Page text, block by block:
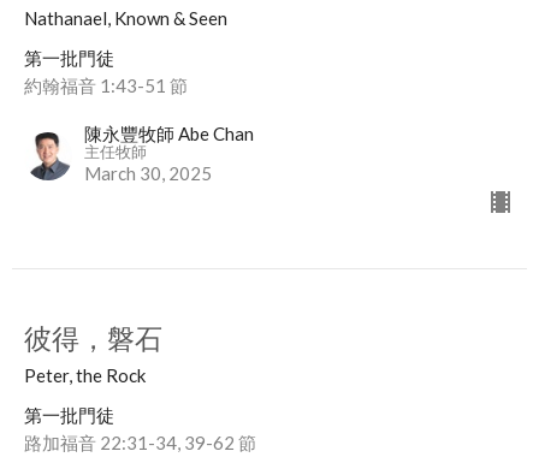
Nathanael, Known & Seen
第一批門徒
約翰福音 1:43-51 節
陳永豐牧師 Abe Chan
主任牧師
March 30, 2025
彼得，磐石
Peter, the Rock
第一批門徒
路加福音 22:31-34, 39-62 節